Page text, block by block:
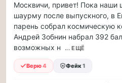
Это
новое
уютное
место
рядом
с
популярной
Москвичи, привет! Пока наши
шаурму после выпускного, в
парень собрал космическую
Андрей Зобнин набрал 392
возможных н
... ЕЩЁ
Верю4 Фейк1